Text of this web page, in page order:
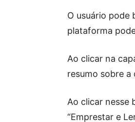
O usuário pode
plataforma
Ao clicar na
resumo sobre a
Ao clicar nesse
“Emprestar e